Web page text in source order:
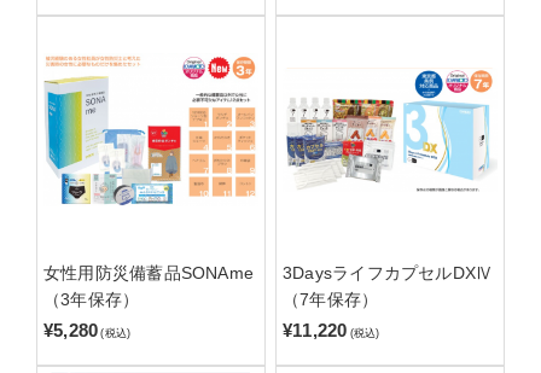
女性用防災備蓄品SONAme
（3年保存）
¥5,280 (税込)
3DaysライフカプセルDXⅣ
（7年保存）
¥11,220 (税込)